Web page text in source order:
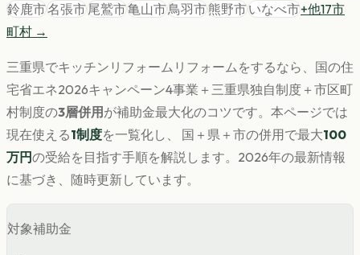
鈴鹿市名張市尾鷲市亀山市鳥羽市熊野市いなべ市+他17市
町村 →
三重県でキッチンリフォーム リフォームをするなら、国の住
宅省エネ2026キャンペーン4事業＋ 三重県独自制度＋市区町
村制度の3層併用 が補助金最大化のコツです。 本ページでは
現在使える1制度を一覧化し、 国＋県＋市の併用で最大100
万円の受給を目指す手順を解説します。 2026年の最新情報
に基づき、随時更新しています。
対象補助金